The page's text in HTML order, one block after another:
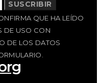
SUSCRIBIR
QUE HA LEÍDO
DE USO CON
DE LOS DATOS